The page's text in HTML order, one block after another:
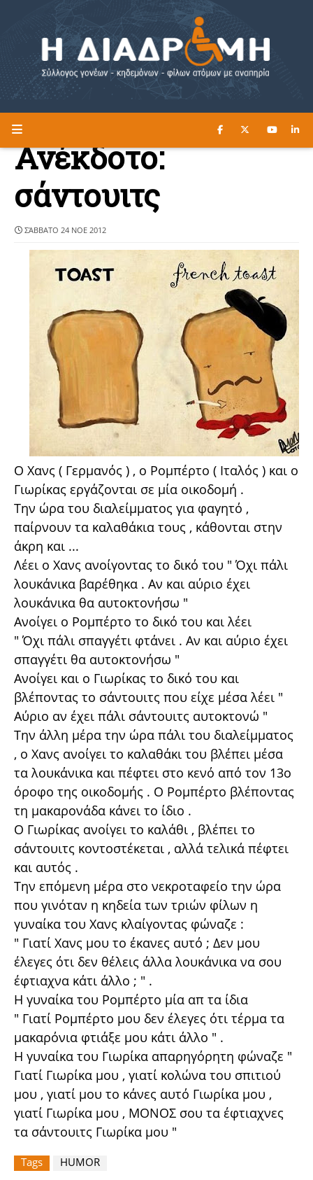
Η ΔΙΑΔΡΟΜΗ ΔΙΑΒΑΣΤΕ ΕΔΩ ►
Ανέκδοτο:
σάντουιτς
ΣΆΒΒΑΤΟ 24 ΝΟΕ 2012
Ο Χανς ( Γερμανός ) , ο Ρομπέρτο ( Ιταλός ) και ο
Γιωρίκας εργάζονται σε μία οικοδομή .
Την ώρα του διαλείμματος για φαγητό ,
παίρνουν τα καλαθάκια τους , κάθονται στην
άκρη και ...
Λέει ο Χανς ανοίγοντας το δικό του " Όχι πάλι
λουκάνικα βαρέθηκα . Αν και αύριο έχει
λουκάνικα θα αυτοκτονήσω "
Ανοίγει ο Ρομπέρτο το δικό του και λέει
" Όχι πάλι σπαγγέτι φτάνει . Αν και αύριο έχει
σπαγγέτι θα αυτοκτονήσω "
Ανοίγει και ο Γιωρίκας το δικό του και
βλέποντας το σάντουιτς που είχε μέσα λέει "
Αύριο αν έχει πάλι σάντουιτς αυτοκτονώ "
Την άλλη μέρα την ώρα πάλι του διαλείμματος
, ο Χανς ανοίγει το καλαθάκι του βλέπει μέσα
τα λουκάνικα και πέφτει στο κενό από τον 13ο
όροφο της οικοδομής . Ο Ρομπέρτο βλέποντας
τη μακαρονάδα κάνει το ίδιο .
Ο Γιωρίκας ανοίγει το καλάθι , βλέπει το
σάντουιτς κοντοστέκεται , αλλά τελικά πέφτει
και αυτός .
Την επόμενη μέρα στο νεκροταφείο την ώρα
που γινόταν η κηδεία των τριών φίλων η
γυναίκα του Χανς κλαίγοντας φώναζε :
" Γιατί Χανς μου το έκανες αυτό ; Δεν μου
έλεγες ότι δεν θέλεις άλλα λουκάνικα να σου
έφτιαχνα κάτι άλλο ; " .
Η γυναίκα του Ρομπέρτο μία απ τα ίδια
" Γιατί Ρομπέρτο μου δεν έλεγες ότι τέρμα τα
μακαρόνια φτιάξε μου κάτι άλλο " .
Η γυναίκα του Γιωρίκα απαρηγόρητη φώναζε "
Γιατί Γιωρίκα μου , γιατί κολώνα του σπιτιού
μου , γιατί μου το κάνες αυτό Γιωρίκα μου ,
γιατί Γιωρίκα μου , ΜΟΝΟΣ σου τα έφτιαχνες
τα σάντουιτς Γιωρίκα μου "
Tags HUMOR